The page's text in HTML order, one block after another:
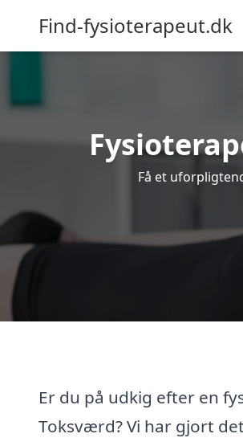
Find-fysioterapeut.dk
Få et
Er du på udkig efter en
Toksværd? Vi har gjort